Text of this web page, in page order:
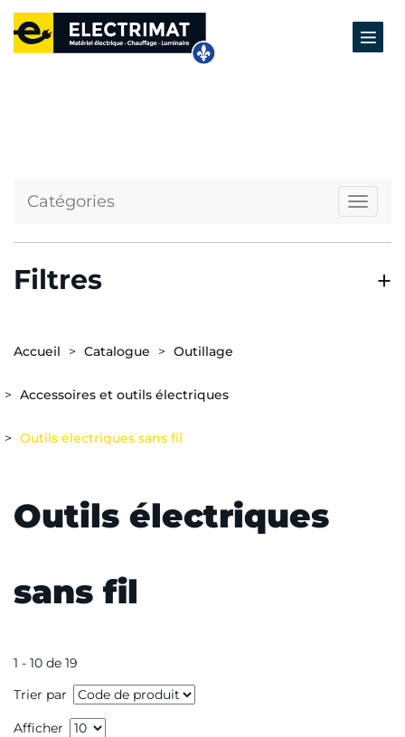
Catégories
Filtres
Accueil Catalogue Outillage
Accessoires et outils électriques
Outils électriques sans fil
Outils électriques
sans fil
1 - 10 de 19
Trier par
Afficher